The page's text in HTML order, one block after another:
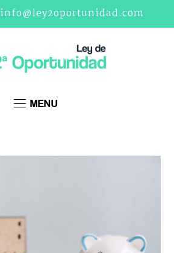
info@ley2oportunidad.com
MENU